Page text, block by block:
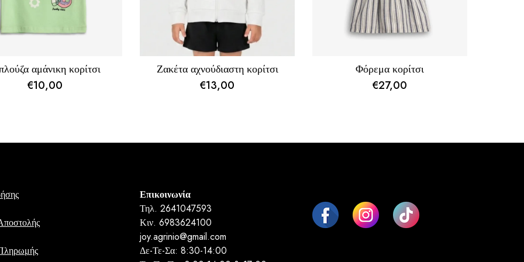
αμάνικη κορίτσι
€10,00
Ζακέτα αχνούδιαστη κορίτσι
€13,00
Φόρεμα κορίτσι
€27,00
Επικοινωνία
Τηλ. 2641047593
Κιν. 6983624100
joy.agrinio@gmail.com
Δε-Τε-Σα: 8:30-14:00